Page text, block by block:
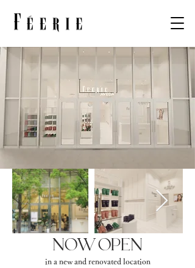
NOW Open
in a new and renovated location